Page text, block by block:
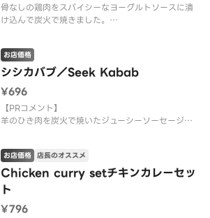
骨なしの鶏肉をスパイシーなヨーグルトソースに漬
け込んで炭火で焼きました。
※1BUY2EAT 対象は2pのみです。
シシカバブ／Seek Kabab
お店価格
¥696
【PRコメント】
羊のひき肉を炭火で焼いたジューシーソーセージ
【お店PR】
有名店の料理がご家庭で食べられます。
三ツ星シェフが作るカレーは絶品ですのでご堪能下
さい。
Chicken curry setチキンカレーセッ
ト
お店価格 店長のオススメ
¥796